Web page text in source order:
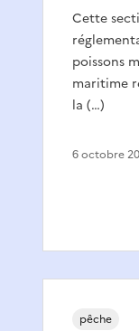
Cette
poissons
maritime
la (…)
6 octobre
pêche